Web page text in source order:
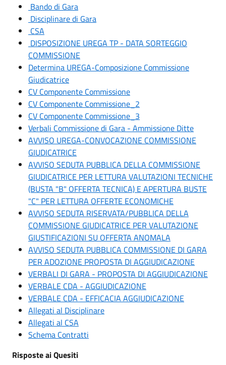
Bando di Gara
Disciplinare di Gara
CSA
DISPOSIZIONE UREGA TP - DATA SORTEGGIO
COMMISSIONE
Determina UREGA-Composizione Commissione
Giudicatrice
CV Componente Commissione
CV Componente Commissione_2
CV Componente Commissione_3
Verbali Commissione di Gara - Ammissione Ditte
AVVISO UREGA-CONVOCAZIONE COMMISSIONE
GIUDICATRICE
AVVISO SEDUTA PUBBLICA DELLA COMMISSIONE
GIUDICATRICE PER LETTURA VALUTAZIONI TECNICHE
(BUSTA "B" OFFERTA TECNICA) E APERTURA BUSTE
"C" PER LETTURA OFFERTE ECONOMICHE
AVVISO SEDUTA RISERVATA/PUBBLICA DELLA
COMMISSIONE GIUDICATRICE PER VALUTAZIONE
GIUSTIFICAZIONI SU OFFERTA ANOMALA
AVVISO SEDUTA PUBBLICA COMMISSIONE DI GARA
PER ADOZIONE PROPOSTA DI AGGIUDICAZIONE
VERBALI DI GARA - PROPOSTA DI AGGIUDICAZIONE
VERBALE CDA - AGGIUDICAZIONE
VERBALE CDA - EFFICACIA AGGIUDICAZIONE
Allegati al Disciplinare
Allegati al CSA
Schema Contratti
Risposte ai Quesiti